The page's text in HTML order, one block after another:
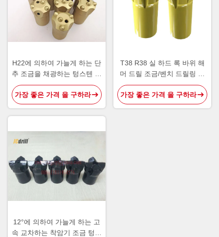
H22에 의하여 가늘게 하는 단
추 조금을 채광하는 텅스텐 탄
화물
가장 좋은 가격 을 구하라
T38 R38 실 하드 록 바위 해
머 드릴 조금/벤치 드릴링 탄
화물 삽입 단추 조금
가장 좋은 가격 을 구하라
12°에 의하여 가늘게 하는 고
속 교차하는 착암기 조금 텅스